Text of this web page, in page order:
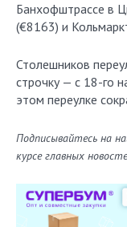
Банхофштрассе в
(€8163) и
Столешников
строчку — с 18-го
этом переулке
Подписывайтесь на
курсе главных